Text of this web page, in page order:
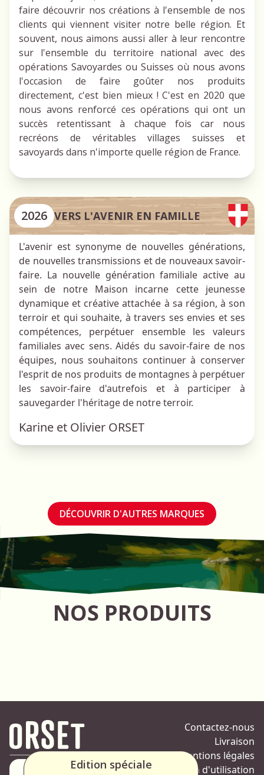
Edition spéciale
faire découvrir nos créations à l'ensemble de nos
clients qui viennent visiter notre belle région. Et
souvent, nous aimons aussi aller à leur rencontre
sur l'ensemble du territoire national avec des
opérations Savoyardes ou Suisses où nous avons
l'occasion de faire goûter nos produits
directement, c'est bien mieux ! C'est en 2020 que
nous avons renforcé ces opérations qui ont un
succès retentissant à chaque fois car nous
recréons de véritables villages suisses et
savoyards dans n'importe quelle région de France.
2026 VERS L'AVENIR EN FAMILLE
L'avenir est synonyme de nouvelles générations,
de nouvelles transmissions et de nouveaux savoir-
faire. La nouvelle génération familiale active au
sein de notre Maison incarne cette jeunesse
dynamique et créative attachée à sa région, à son
terroir et qui souhaite, à travers ses envies et ses
compétences, perpétuer ensemble les valeurs
familiales avec sens. Aidés du savoir-faire de nos
équipes, nous souhaitons continuer à conserver
l'esprit de nos produits de montagnes à perpétuer
les savoir-faire d'autrefois et à participer à
sauvegarder l'héritage de notre terroir.
Karine et Olivier ORSET
DÉCOUVRIR D'AUTRES MARQUES
NOS PRODUITS
Contactez-nous
Livraison
Mentions légales
Condition d'utilisation